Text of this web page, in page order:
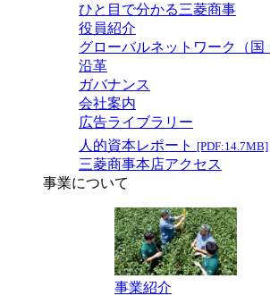
ひと目で分かる三菱商事
役員紹介
グローバルネットワーク（国
沿革
ガバナンス
会社案内
広告ライブラリー
人的資本レポート [PDF:14.7MB]
三菱商事本店アクセス
事業について
事業紹介